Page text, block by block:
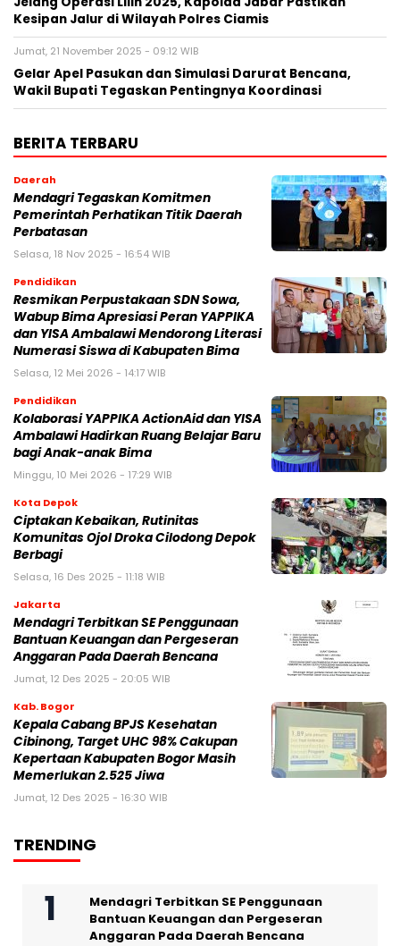
Kesipan Jalur di Wilayah Polres Ciamis
Jumat, 21 November 2025 - 09:12 WIB
Gelar Apel Pasukan dan Simulasi Darurat Bencana,
Wakil Bupati Tegaskan Pentingnya Koordinasi
BERITA TERBARU
Daerah
Mendagri Tegaskan Komitmen
Pemerintah Perhatikan Titik Daerah
Perbatasan
Selasa, 18 Nov 2025 - 16:54 WIB
Pendidikan
Resmikan Perpustakaan SDN Sowa,
Wabup Bima Apresiasi Peran YAPPIKA
dan YISA Ambalawi Mendorong Literasi
Numerasi Siswa di Kabupaten Bima
Selasa, 12 Mei 2026 - 14:17 WIB
Pendidikan
Kolaborasi YAPPIKA ActionAid dan YISA
Ambalawi Hadirkan Ruang Belajar Baru
bagi Anak-anak Bima
Minggu, 10 Mei 2026 - 17:29 WIB
Kota Depok
Ciptakan Kebaikan, Rutinitas
Komunitas Ojol Droka Cilodong Depok
Berbagi
Selasa, 16 Des 2025 - 11:18 WIB
Jakarta
Mendagri Terbitkan SE Penggunaan
Bantuan Keuangan dan Pergeseran
Anggaran Pada Daerah Bencana
Jumat, 12 Des 2025 - 20:05 WIB
Kab. Bogor
Kepala Cabang BPJS Kesehatan
Cibinong, Target UHC 98% Cakupan
Kepertaan Kabupaten Bogor Masih
Memerlukan 2.525 Jiwa
Jumat, 12 Des 2025 - 16:30 WIB
TRENDING
Mendagri Terbitkan SE Penggunaan
Bantuan Keuangan dan Pergeseran
Anggaran Pada Daerah Bencana